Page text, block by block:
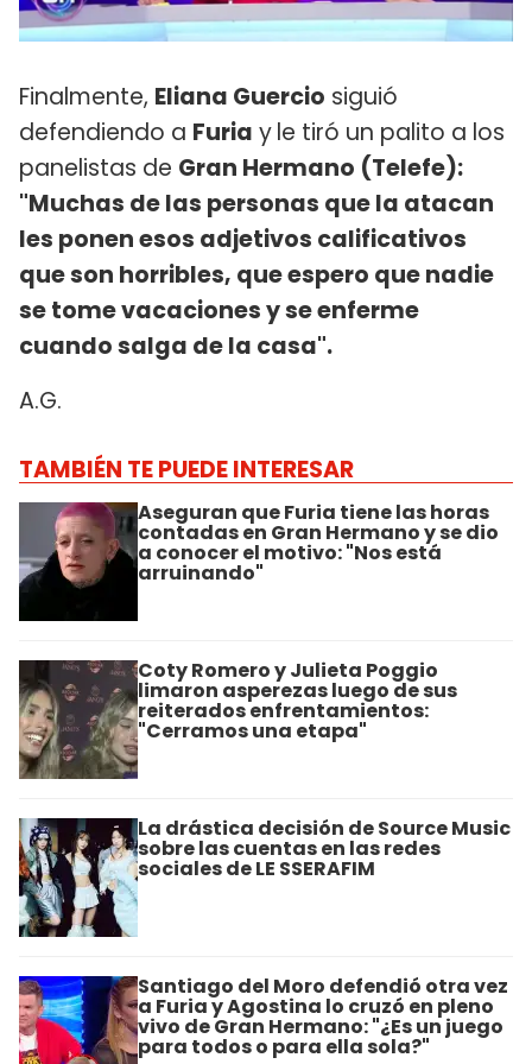
Finalmente, Eliana Guercio siguió
defendiendo a Furia yle tiró un palito a los
panelistas de Gran Hermano (Telefe):
"Muchas de las personas que la atacan
les ponen esos adjetivos calificativos
que son horribles, que espero que nadie
se tome vacaciones y se enferme
cuando salga de la casa".
A.G.
TAMBIÉN TE PUEDE INTERESAR
Aseguran que Furia tiene las horas
contadas en Gran Hermano y se dio
a conocer el motivo: "Nos está
arruinando"
Coty Romero y Julieta Poggio
limaron asperezas luego de sus
reiterados enfrentamientos:
"Cerramos una etapa"
La drástica decisión de Source Music
sobre las cuentas en las redes
sociales de LE SSERAFIM
Santiago del Moro defendió otra vez
a Furia y Agostina lo cruzó en pleno
vivo de Gran Hermano: "¿Es un juego
para todos o para ella sola?"